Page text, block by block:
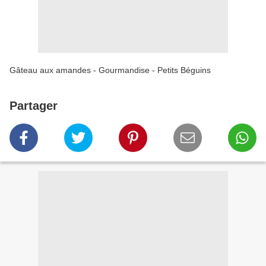
Gâteau aux amandes - Gourmandise - Petits Béguins
Partager